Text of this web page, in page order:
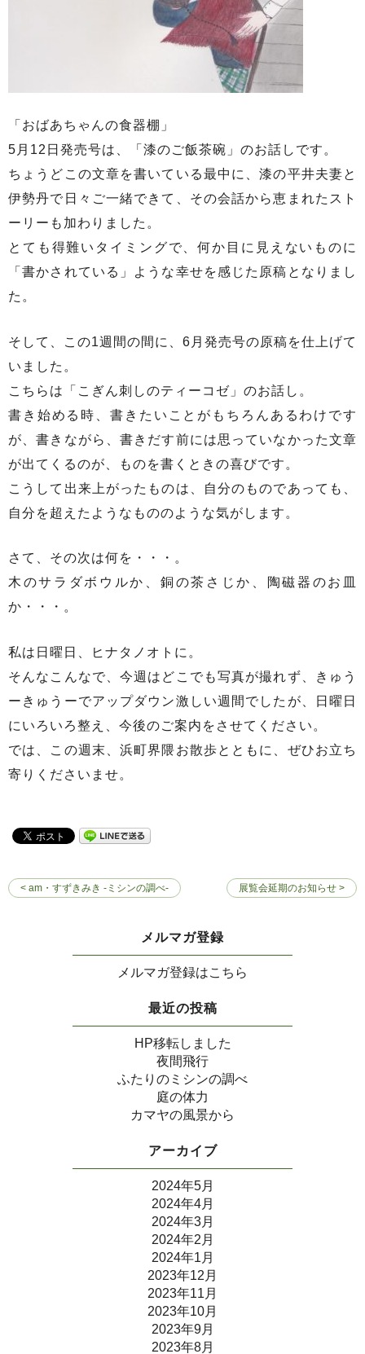
「おばあちゃんの食器棚」
5月12日発売号は、「漆のご飯茶碗」のお話しです。
ちょうどこの文章を書いている最中に、漆の平井夫妻と
伊勢丹で日々ご一緒できて、その会話から恵まれたスト
ーリーも加わりました。
とても得難いタイミングで、何か目に見えないものに
「書かされている」ような幸せを感じた原稿となりまし
た。
そして、この1週間の間に、6月発売号の原稿を仕上げて
いました。
こちらは「こぎん刺しのティーコゼ」のお話し。
書き始める時、書きたいことがもちろんあるわけです
が、書きながら、書きだす前には思っていなかった文章
が出てくるのが、ものを書くときの喜びです。
こうして出来上がったものは、自分のものであっても、
自分を超えたようなもののような気がします。
さて、その次は何を・・・。
木のサラダボウルか、銅の茶さじか、陶磁器のお皿
か・・・。
私は日曜日、ヒナタノオトに。
そんなこんなで、今週はどこでも写真が撮れず、きゅう
ーきゅうーでアップダウン激しい週間でしたが、日曜日
にいろいろ整え、今後のご案内をさせてください。
では、この週末、浜町界隈お散歩とともに、ぜひお立ち
寄りくださいませ。
< am・すずきみき -ミシンの調べ- 展覧会延期のお知らせ >
メルマガ登録
メルマガ登録はこちら
最近の投稿
HP移転しました
夜間飛行
ふたりのミシンの調べ
庭の体力
カマヤの風景から
アーカイブ
2024年5月
2024年4月
2024年3月
2024年2月
2024年1月
2023年12月
2023年11月
2023年10月
2023年9月
2023年8月